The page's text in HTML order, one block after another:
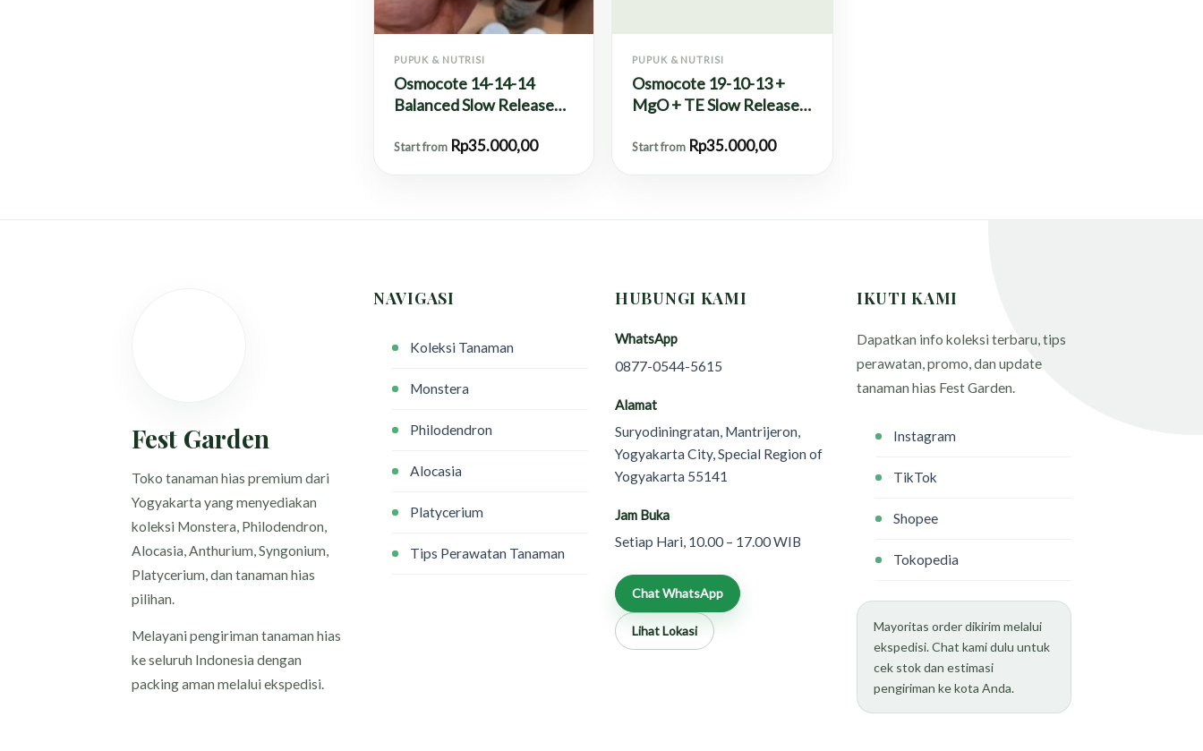
PUPUK & NUTRISI
Osmocote 14-14-14
Balanced Slow Release
Start from Rp35.000,00
PUPUK & NUTRISI
Osmocote 19-10-13 +
MgO + TE Slow Release
Start from Rp35.000,00
Fest Garden
Toko tanaman hias premium dari
Yogyakarta yang menyediakan
koleksi Monstera, Philodendron,
Alocasia, Anthurium, Syngonium,
Platycerium, dan tanaman hias
pilihan.
Melayani pengiriman tanaman hias
ke seluruh Indonesia dengan
packing aman melalui ekspedisi.
NAVIGASI
Koleksi Tanaman
Monstera
Philodendron
Alocasia
Platycerium
Tips Perawatan Tanaman
HUBUNGI KAMI
WhatsApp
0877-0544-5615
Alamat
Suryodiningratan, Mantrijeron,
Yogyakarta City, Special Region of
Yogyakarta 55141
Jam Buka
Setiap Hari, 10.00 – 17.00 WIB
Chat WhatsApp
Lihat Lokasi
IKUTI KAMI
Dapatkan info koleksi terbaru, tips
perawatan, promo, dan update
tanaman hias Fest Garden.
Instagram
TikTok
Shopee
Tokopedia
Mayoritas order dikirim melalui
ekspedisi. Chat kami dulu untuk
cek stok dan estimasi
pengiriman ke kota Anda.